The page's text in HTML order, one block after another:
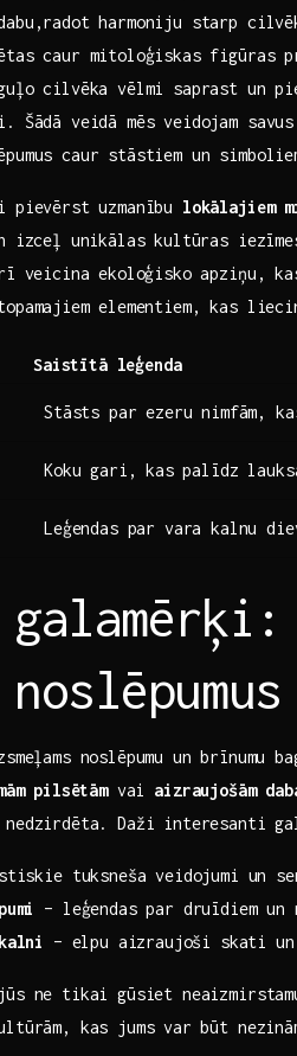
harmoniju ​starp
caur mitoloģiskas‌ figūras
cilvēka vēlmi saprast un
veidā mēs veidojam
caur stāstiem‌ un
uzmanību lokālajiem
izceļ unikālas kultūras
veicina ekoloģisko apziņu,
⁣elementiem, kas
Saistītā leģenda
Stāsts par ezeru nimfām,
Koku ‍gari, ⁣kas palīdz
Leģendas par vara kalnu
noslēpumu ⁣un brīnumu
pilsētāmvai aizraujošām
nedzirdēta. Daži ‌interesanti
tuksneša veidojumi un
– leģendas par druīdiem un
⁣– elpu aizraujoši skati un
ne tikai gūsiet
kas jums var⁣ būt